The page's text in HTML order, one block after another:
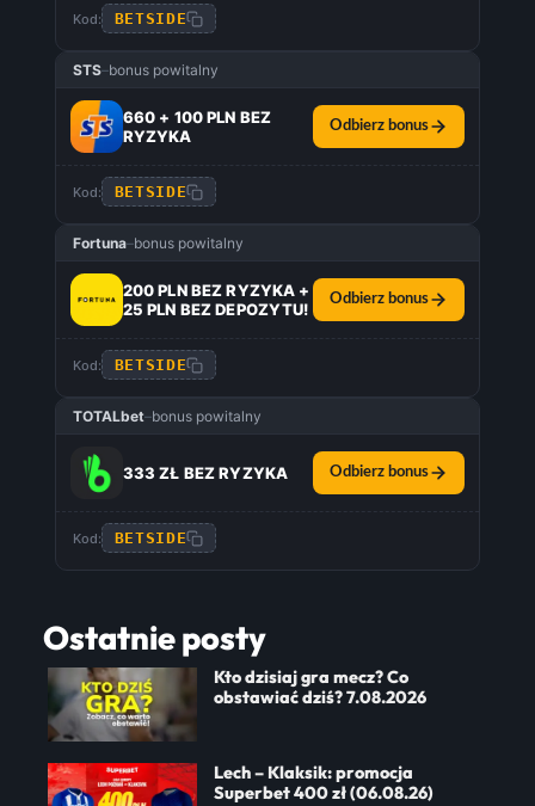
Kod: BETSIDE
STS–bonus powitalny
660 + 100 PLN BEZ
RYZYKA
Odbierz bonus
Kod: BETSIDE
Fortuna–bonus powitalny
200 PLN BEZ RYZYKA +
25 PLN BEZ DEPOZYTU!
Odbierz bonus
Kod: BETSIDE
TOTALbet–bonus powitalny
333 ZŁ BEZ RYZYKA Odbierz bonus
Kod: BETSIDE
Ostatnie posty
Kto dzisiaj gra mecz? Co
obstawiać dziś? 7.08.2026
Lech – Klaksik: promocja
Superbet 400 zł (06.08.26)